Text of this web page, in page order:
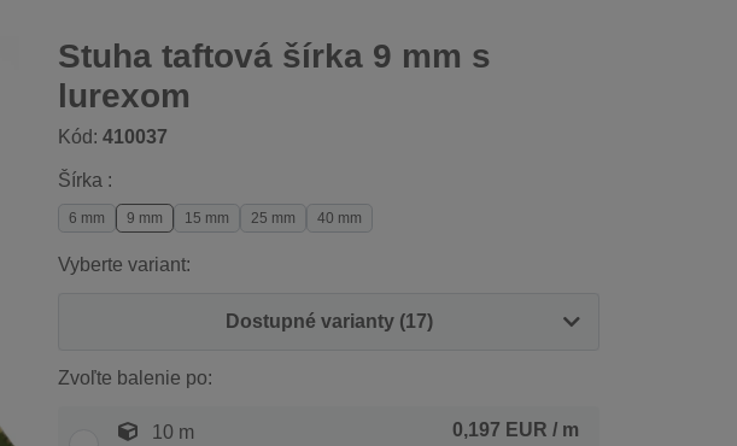
Stuha taftová šírka 9 mm s
lurexom
Kód: 410037
Šírka :
6 mm 9 mm 15 mm 25 mm 40 mm
Vyberte variant:
Dostupné varianty (17)
Zvoľte balenie po:
10 m 0,197 EUR / m